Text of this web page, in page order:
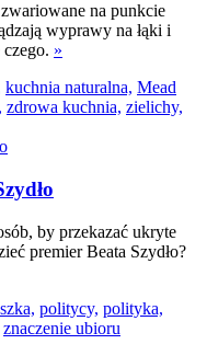
na punkcie
wyprawy na łąki i
»
kuchnia naturalna, Mead
zdrowa kuchnia, zielichy,
by przekazać ukryte
premier Beata Szydło?
politycy, polityka,
znaczenie ubioru